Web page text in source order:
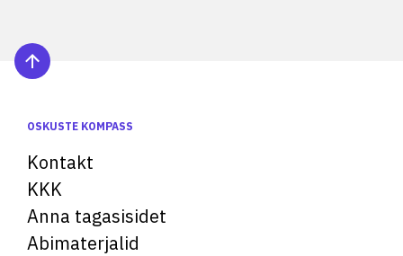
OSKUSTE KOMPASS
Kontakt
KKK
Anna tagasisidet
Abimaterjalid